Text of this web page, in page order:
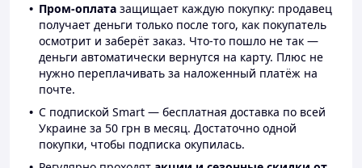
Пром-оплата защищает каждую покупку: продавец
получает деньги только после того, как покупатель
осмотрит и заберёт заказ. Что-то пошло не так —
деньги автоматически вернутся на карту. Плюс не
нужно переплачивать за наложенный платёж на
почте.
С подпиской Smart — бесплатная доставка по всей
Украине за 50 грн в месяц. Достаточно одной
покупки, чтобы подписка окупилась.